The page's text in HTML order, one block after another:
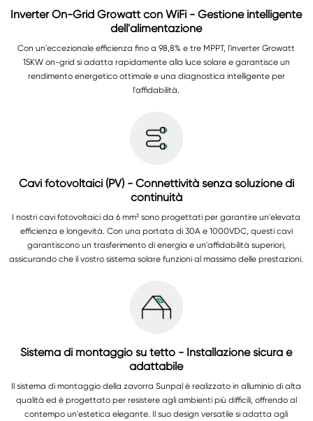
Inverter On-Grid Growatt con WiFi - Gestione intelligente
dell'alimentazione
Con un'eccezionale efficienza fino a 98,8% e tre MPPT, l'inverter Growatt
15KW on-grid si adatta rapidamente alla luce solare e garantisce un
rendimento energetico ottimale e una diagnostica intelligente per
l'affidabilità.
Cavi fotovoltaici (PV) - Connettività senza soluzione di
continuità
I nostri cavi fotovoltaici da 6 mm² sono progettati per garantire un'elevata
efficienza e longevità. Con una portata di 30A e 1000VDC, questi cavi
garantiscono un trasferimento di energia e un'affidabilità superiori,
assicurando che il vostro sistema solare funzioni al massimo delle prestazioni.
Sistema di montaggio su tetto - Installazione sicura e
adattabile
Il sistema di montaggio della zavorra Sunpal è realizzato in alluminio di alta
qualità ed è progettato per resistere agli ambienti più difficili, offrendo al
contempo un'estetica elegante. Il suo design versatile si adatta agli